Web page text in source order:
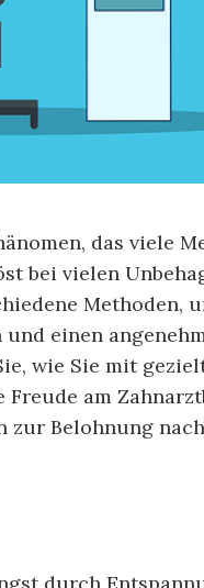
das viele
bei vielen
Methoden,
einen
wie Sie mit
am
zur Belohnung
durch